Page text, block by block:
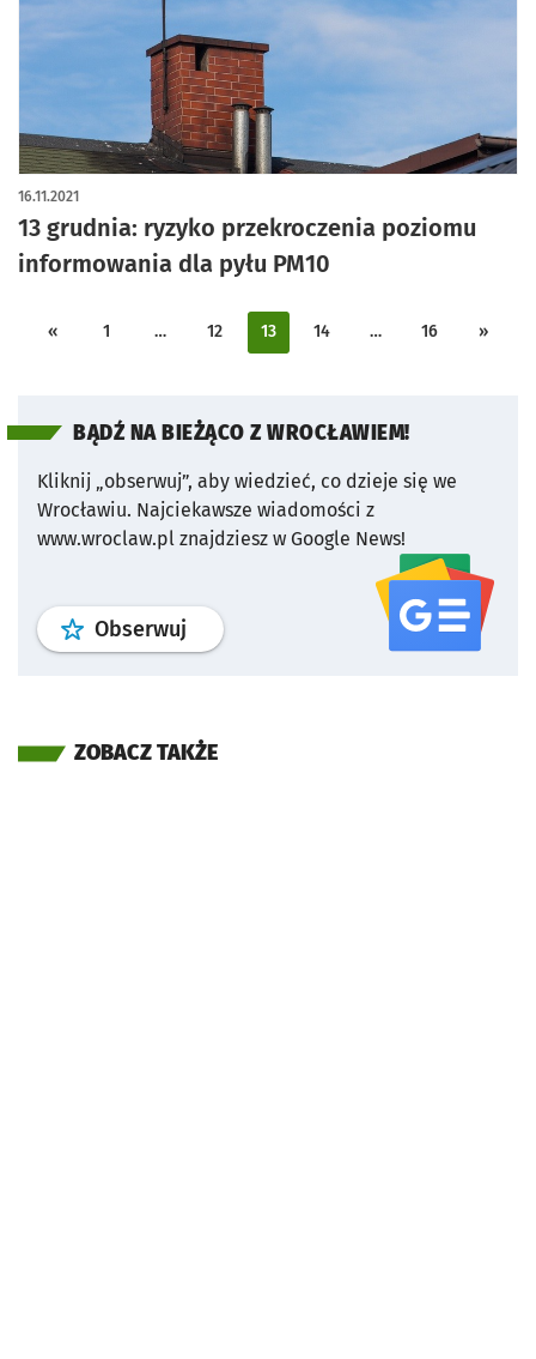
13 grudnia: ryzyko przekroczenia poziomu
informowania dla pyłu PM10
16.11.2021
« 1 … 12 13 14 … 16 »
BĄDŹ NA BIEŻĄCO Z WROCŁAWIEM!
Kliknij „obserwuj”, aby wiedzieć, co dzieje się we
Wrocławiu. Najciekawsze wiadomości z
www.wroclaw.pl znajdziesz w Google News!
Obserwuj profil serwisu
ZOBACZ TAKŻE